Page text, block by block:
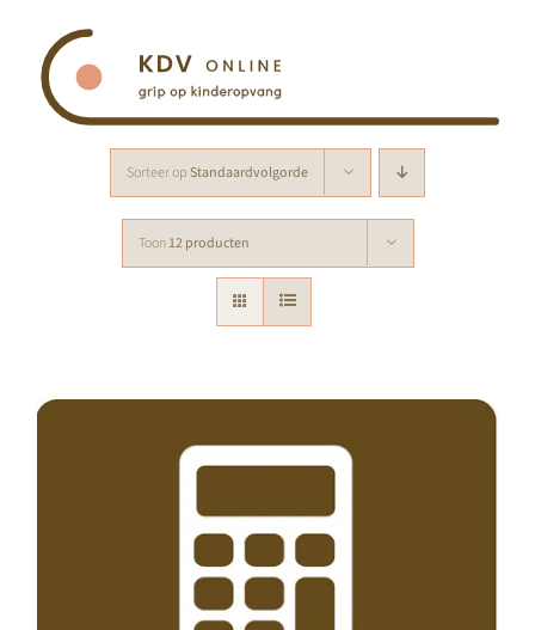
inhoud
Sorteer op Standaardvolgorde
Toon12 producten